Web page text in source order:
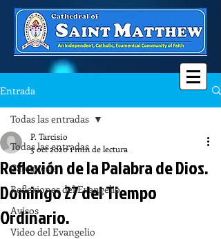
Entrada
Todas las entradas
Catequesis
Reflexiones del Evangelio
Avisos
Video del Evangelio
Todas las entradas
Reflexión de la Palabra de Dios.
Domingo 27 del Tiempo
Ordinario.
P. Tarcisio
3 oct 20201 min de lectura